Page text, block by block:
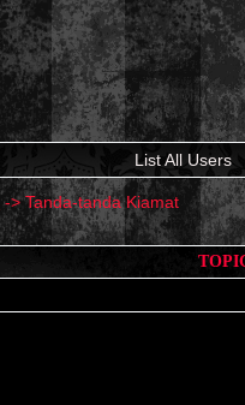
List All Users
->Tanda-tanda Kiamat